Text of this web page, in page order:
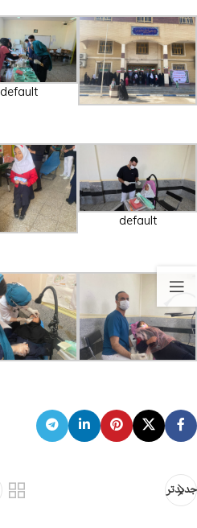
default
default
جدیدتر